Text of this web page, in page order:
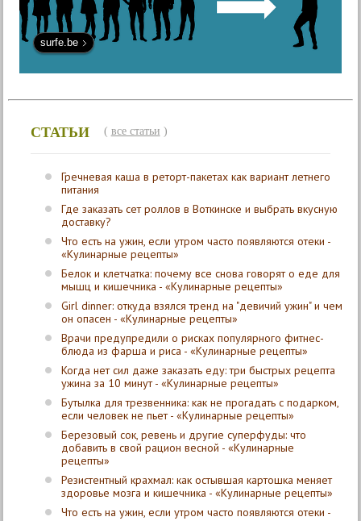
surfe.be
СТАТЬИ ( все статьи )
Гречневая каша в реторт-пакетах как вариант летнего
питания
Где заказать сет роллов в Воткинске и выбрать вкусную
доставку?
Что есть на ужин, если утром часто появляются отеки -
«Кулинарные рецепты»
Белок и клетчатка: почему все снова говорят о еде для
мышц и кишечника - «Кулинарные рецепты»
Girl dinner: откуда взялся тренд на "девичий ужин" и чем
он опасен - «Кулинарные рецепты»
Врачи предупредили о рисках популярного фитнес-
блюда из фарша и риса - «Кулинарные рецепты»
Когда нет сил даже заказать еду: три быстрых рецепта
ужина за 10 минут - «Кулинарные рецепты»
Бутылка для трезвенника: как не прогадать с подарком,
если человек не пьет - «Кулинарные рецепты»
Березовый сок, ревень и другие суперфуды: что
добавить в свой рацион весной - «Кулинарные
рецепты»
Резистентный крахмал: как остывшая картошка меняет
здоровье мозга и кишечника - «Кулинарные рецепты»
Что есть на ужин, если утром часто появляются отеки -